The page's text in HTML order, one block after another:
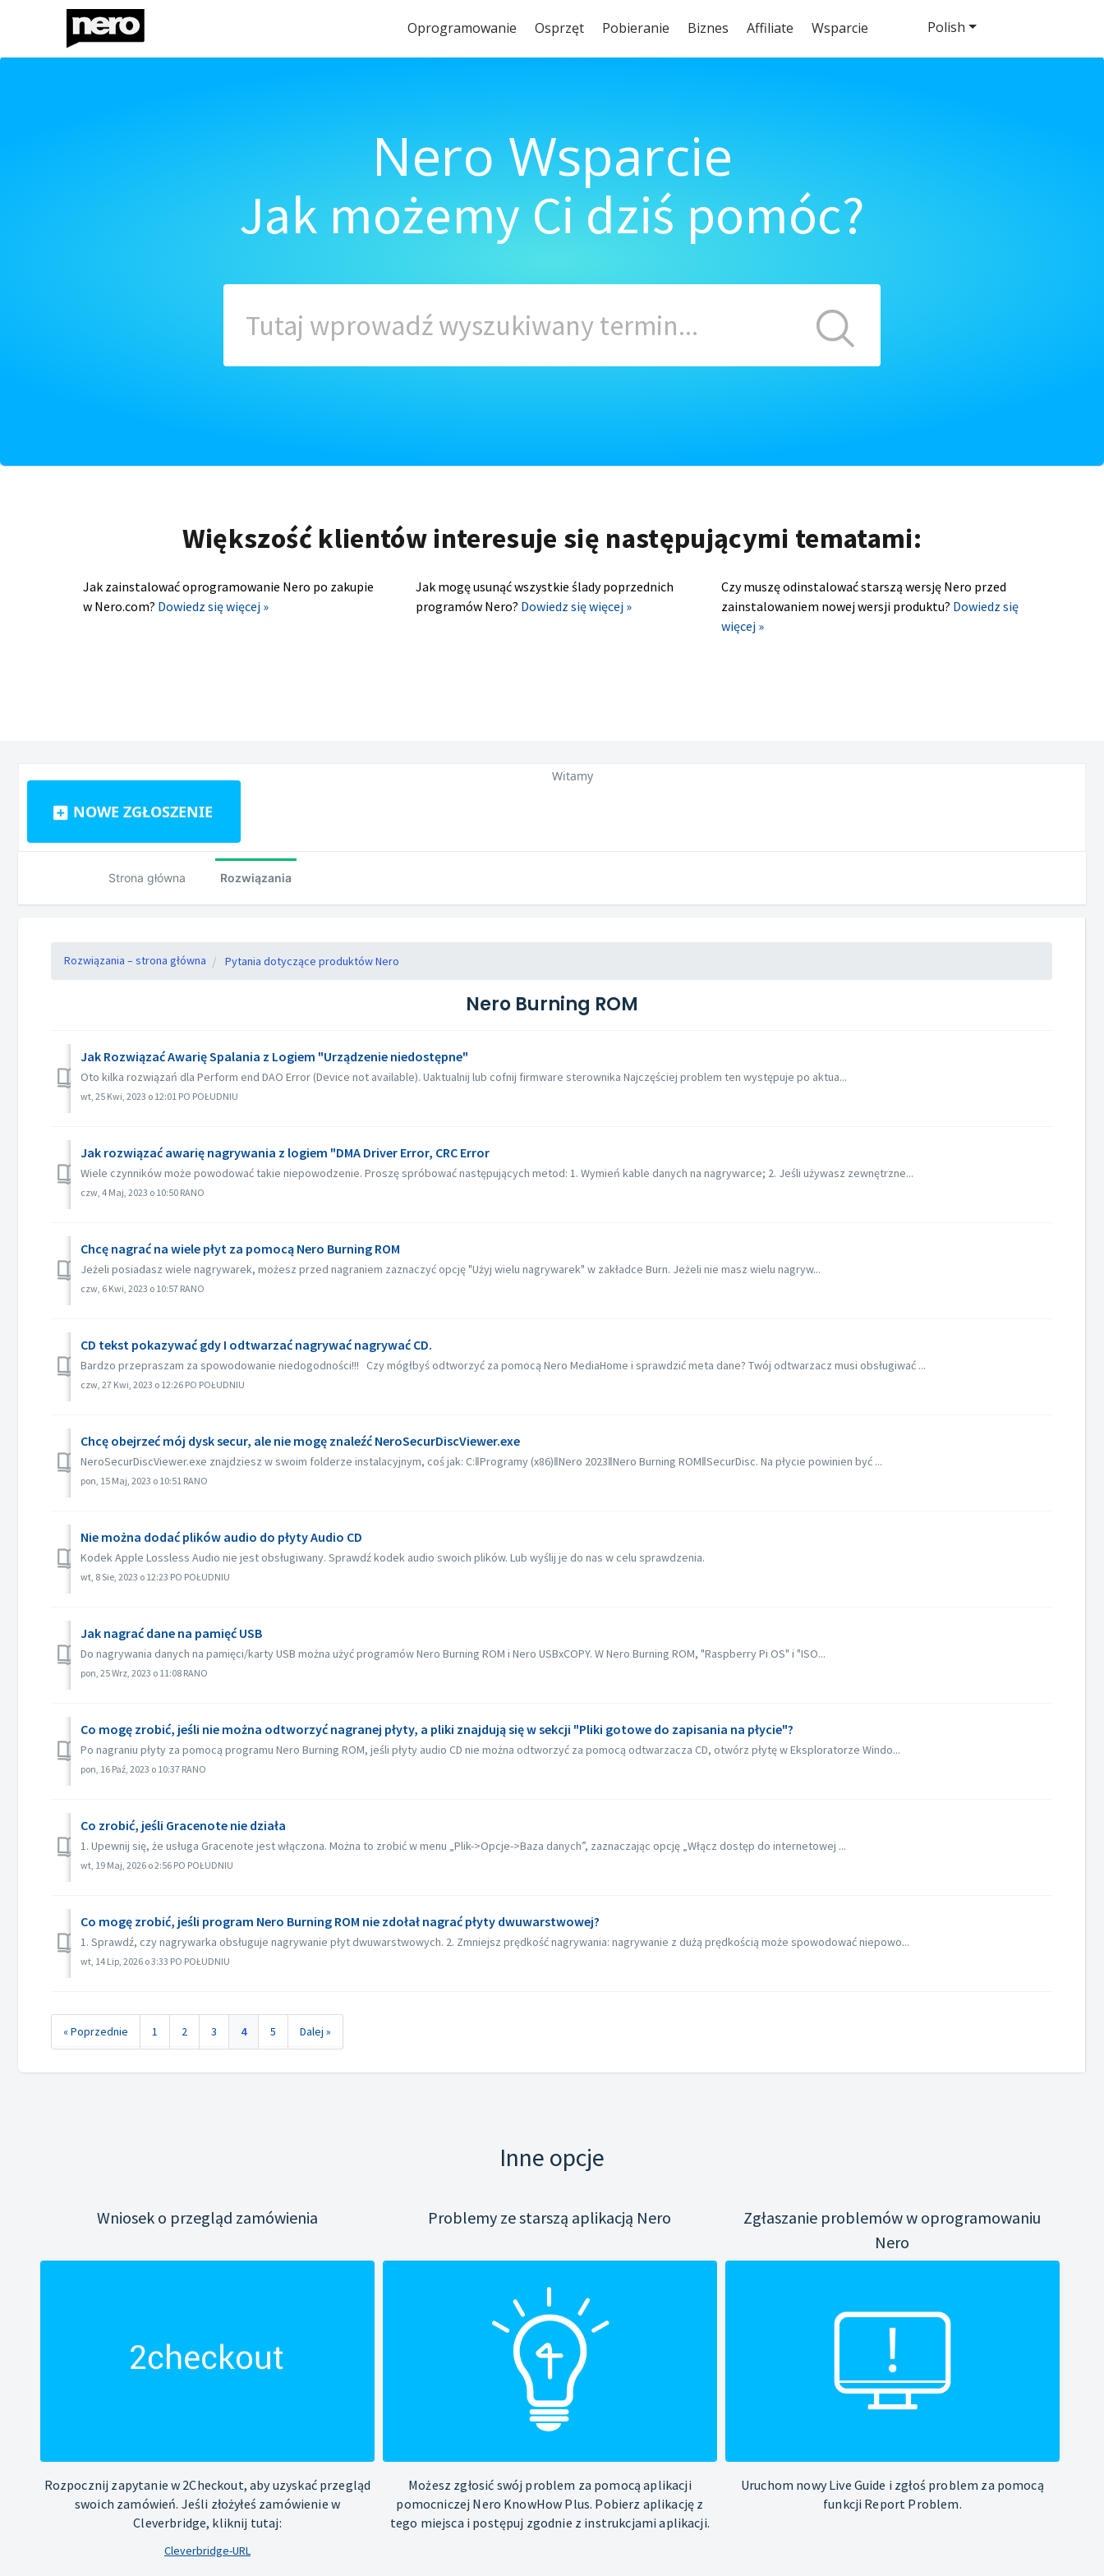
Oprogramowanie Osprzęt Pobieranie Biznes Affiliate Wsparcie
Nero Wsparcie
Jak możemy Ci dziś pomóc?
Większość klientów interesuje się następującymi tematami:
Jak zainstalować oprogramowanie Nero po zakupie
w Nero.com? Dowiedz się więcej »
Jak mogę usunąć wszystkie ślady poprzednich
programów Nero? Dowiedz się więcej »
Czy muszę odinstalować starszą wersję Nero przed
zainstalowaniem nowej wersji produktu? Dowiedz się
więcej »
NOWE ZGŁOSZENIE
Polish
Witamy
Strona główna Rozwiązania
Rozwiązania – strona główna Pytania dotyczące produktów Nero
Nero Burning ROM
Jak Rozwiązać Awarię Spalania z Logiem "Urządzenie niedostępne"
Oto kilka rozwiązań dla Perform end DAO Error (Device not available). Uaktualnij lub cofnij firmware sterownika Najczęściej problem ten występuje po aktua...
wt, 25 Kwi, 2023 o 12:01 PO POŁUDNIU
Jak rozwiązać awarię nagrywania z logiem "DMA Driver Error, CRC Error
Wiele czynników może powodować takie niepowodzenie. Proszę spróbować następujących metod: 1. Wymień kable danych na nagrywarce; 2. Jeśli używasz zewnętrzne...
czw, 4 Maj, 2023 o 10:50 RANO
Chcę nagrać na wiele płyt za pomocą Nero Burning ROM
Jeżeli posiadasz wiele nagrywarek, możesz przed nagraniem zaznaczyć opcję "Użyj wielu nagrywarek" w zakładce Burn. Jeżeli nie masz wielu nagryw...
czw, 6 Kwi, 2023 o 10:57 RANO
CD tekst pokazywać gdy I odtwarzać nagrywać nagrywać CD.
Bardzo przepraszam za spowodowanie niedogodności!!! Czy mógłbyś odtworzyć za pomocą Nero MediaHome i sprawdzić meta dane? Twój odtwarzacz musi obsługiwać ...
czw, 27 Kwi, 2023 o 12:26 PO POŁUDNIU
Chcę obejrzeć mój dysk secur, ale nie mogę znaleźć NeroSecurDiscViewer.exe
NeroSecurDiscViewer.exe znajdziesz w swoim folderze instalacyjnym, coś jak: C:‖Programy (x86)‖Nero 2023‖Nero Burning ROM‖SecurDisc. Na płycie powinien być ...
pon, 15 Maj, 2023 o 10:51 RANO
Nie można dodać plików audio do płyty Audio CD
Kodek Apple Lossless Audio nie jest obsługiwany. Sprawdź kodek audio swoich plików. Lub wyślij je do nas w celu sprawdzenia.
wt, 8 Sie, 2023 o 12:23 PO POŁUDNIU
Jak nagrać dane na pamięć USB
Do nagrywania danych na pamięci/karty USB można użyć programów Nero Burning ROM i Nero USBxCOPY. W Nero Burning ROM, "Raspberry Pi OS" i "ISO...
pon, 25 Wrz, 2023 o 11:08 RANO
Co mogę zrobić, jeśli nie można odtworzyć nagranej płyty, a pliki znajdują się w sekcji "Pliki gotowe do zapisania na płycie"?
Po nagraniu płyty za pomocą programu Nero Burning ROM, jeśli płyty audio CD nie można odtworzyć za pomocą odtwarzacza CD, otwórz płytę w Eksploratorze Windo...
pon, 16 Paź, 2023 o 10:37 RANO
Co zrobić, jeśli Gracenote nie działa
1. Upewnij się, że usługa Gracenote jest włączona. Można to zrobić w menu „Plik->Opcje->Baza danych”, zaznaczając opcję „Włącz dostęp do internetowej ...
wt, 19 Maj, 2026 o 2:56 PO POŁUDNIU
Co mogę zrobić, jeśli program Nero Burning ROM nie zdołał nagrać płyty dwuwarstwowej?
1. Sprawdź, czy nagrywarka obsługuje nagrywanie płyt dwuwarstwowych. 2. Zmniejsz prędkość nagrywania: nagrywanie z dużą prędkością może spowodować niepowo...
wt, 14 Lip, 2026 o 3:33 PO POŁUDNIU
« Poprzednie 1 2 3 4 5 Dalej »
Inne opcje
Wniosek o przegląd zamówienia
Rozpocznij zapytanie w 2Checkout, aby uzyskać przegląd
swoich zamówień. Jeśli złożyłeś zamówienie w
Cleverbridge, kliknij tutaj:
Cleverbridge-URL
Problemy ze starszą aplikacją Nero
Możesz zgłosić swój problem za pomocą aplikacji
pomocniczej Nero KnowHow Plus. Pobierz aplikację z
tego miejsca i postępuj zgodnie z instrukcjami aplikacji.
Zgłaszanie problemów w oprogramowaniu
Nero
Uruchom nowy Live Guide i zgłoś problem za pomocą
funkcji Report Problem.